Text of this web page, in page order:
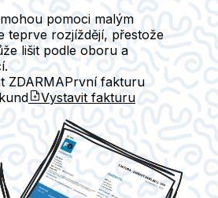
pomoci malým
teprve rozjíždějí, přestože
lišit podle oboru a
ZDARMAPrvní fakturu
Vystavit fakturu